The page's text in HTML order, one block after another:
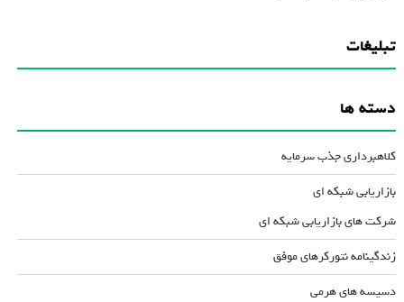
تبلیغات
دسته ها
کلاهبرداری جذب سرمایه
بازاریابی شبکه ای
شرکت های بازاریابی شبکه ای
زندگینامه نتورکرهای موفق
دسیسه های هرمی